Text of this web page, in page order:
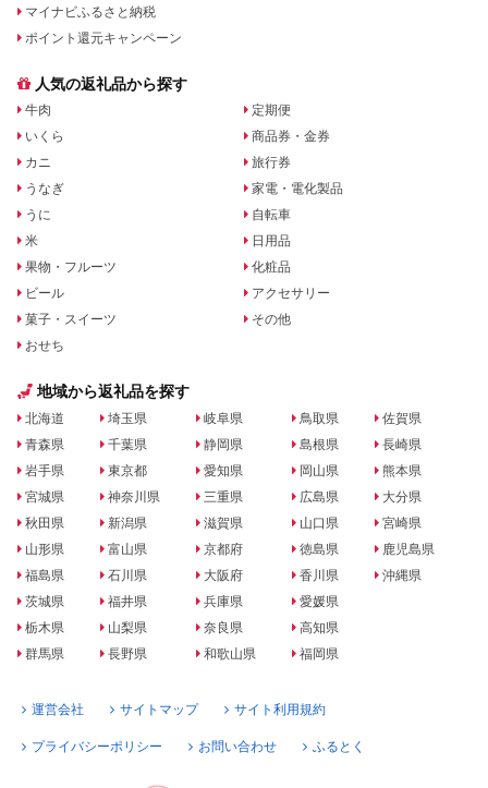
マイナビふるさと納税
ポイント還元キャンペーン
人気の返礼品から探す
牛肉
いくら
カニ
うなぎ
うに
米
果物・フルーツ
ビール
菓子・スイーツ
おせち
定期便
商品券・金券
旅行券
家電・電化製品
自転車
日用品
化粧品
アクセサリー
その他
地域から返礼品を探す
北海道
青森県
岩手県
宮城県
秋田県
山形県
福島県
茨城県
栃木県
群馬県
埼玉県
千葉県
東京都
神奈川県
新潟県
富山県
石川県
福井県
山梨県
長野県
岐阜県
静岡県
愛知県
三重県
滋賀県
京都府
大阪府
兵庫県
奈良県
和歌山県
鳥取県
島根県
岡山県
広島県
山口県
徳島県
香川県
愛媛県
高知県
福岡県
佐賀県
長崎県
熊本県
大分県
宮崎県
鹿児島県
沖縄県
運営会社 サイトマップ サイト利用規約
プライバシーポリシー お問い合わせ ふるとく